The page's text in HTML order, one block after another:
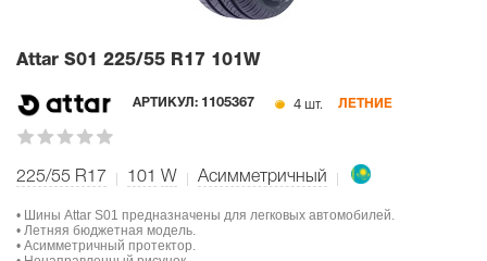
Attar S01 225/55 R17 101W
АРТИКУЛ: 1105367 4 шт. ЛЕТНИЕ
225/55 R17 101 W Асимметричный
• Шины Attar S01 предназначены для легковых автомобилей.
• Летняя бюджетная модель.
• Асимметричный протектор.